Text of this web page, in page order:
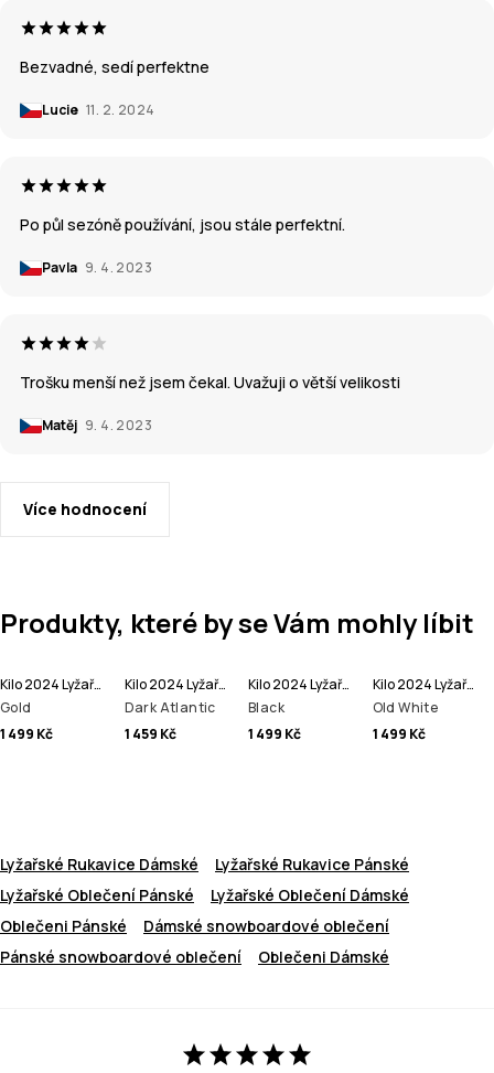
Bezvadné, sedí perfektne
Lucie 11. 2. 2024
Po půl sezóně používání, jsou stále perfektní.
Pavla 9. 4. 2023
Trošku menší než jsem čekal. Uvažuji o větší velikosti
Matěj 9. 4. 2023
Více hodnocení
Produkty, které by se Vám mohly líbit
Kilo 2024 Lyžařské Rukavice
Gold
1 499 Kč
Kilo 2024 Lyžařské Rukavice
Dark Atlantic
1 459 Kč
Kilo 2024 Lyžařské Rukavice
Black
1 499 Kč
Kilo 2024 Lyžařské Rukavice
Old White
1 499 Kč
Lyžařské Rukavice Dámské
Lyžařské Rukavice Pánské
Lyžařské Oblečení Pánské
Lyžařské Oblečení Dámské
Oblečeni Pánské
Dámské snowboardové oblečení
Pánské snowboardové oblečení
Oblečeni Dámské